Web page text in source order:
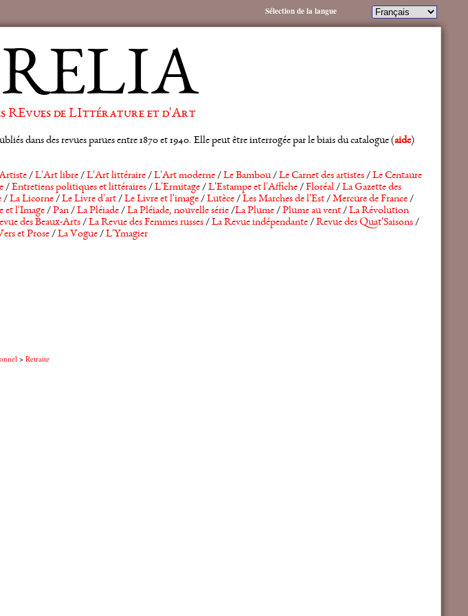
REvues de LIttérature et d'Art
dans des revues parues entre 1870 et 1940. Elle peut être interrogée par le biais du catalogue (aide)
/L'Art libre/L'Art littéraire/L'Art moderne/Le Bambou/Le Carnet des artistes/Le Centaure
/Entretiens politiques et littéraires/L'Ermitage/L'Estampe et l'Affiche/Floréal/La Gazette des
/La Licorne/Le Livre d'art/Le Livre et l'image/Lutèce/Les Marches de l'Est/Mercure de France/
l'Image/Pan/La Pléiade/La Pléiade, nouvelle série/La Plume/Plume au vent/La Révolution
des Beaux-Arts/La Revue des Femmes russes/La Revue indépendante/Revue des Quat'Saisons/
et Prose/La Vogue/L'Ymagier
> Retraite
Sélection de la langue